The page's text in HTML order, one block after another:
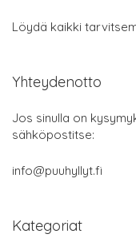
Löydä kaikki
Yhteydenotto
Jos sinulla on
sähköpostitse:
info@puuhyllyt.fi
Kategoriat